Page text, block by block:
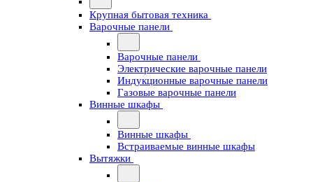
Крупная бытовая техника
Варочные панели
Варочные панели
Электрические варочные панели
Индукционные варочные панели
Газовые варочные панели
Винные шкафы
Винные шкафы
Встраиваемые винные шкафы
Вытяжки